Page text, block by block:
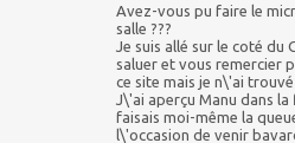
Avez-vous pu faire le
salle ???
Je suis allé sur le coté du
saluer et vous remercier
ce site mais je n\'ai
J\'ai aperçu Manu dans
faisais moi-même la
l\'occasion de venir